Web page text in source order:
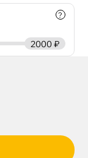
?
2000 ₽